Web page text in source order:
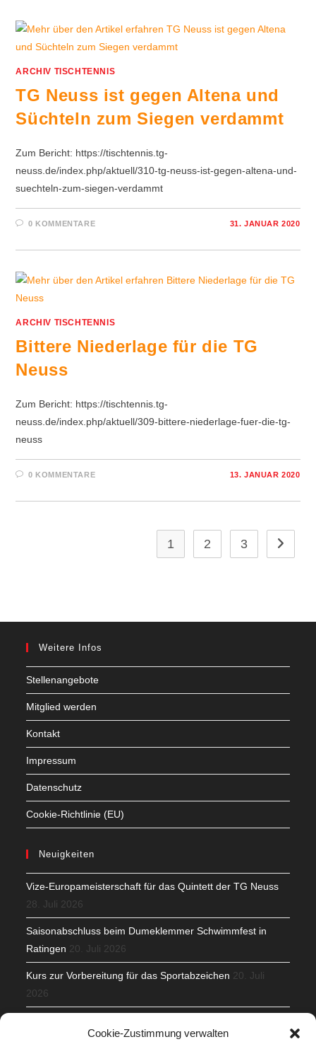
Cookie-Zustimmung verwalten
ARCHIV TISCHTENNIS
TG Neuss ist gegen Altena und
Süchteln zum Siegen verdammt
Zum Bericht: https://tischtennis.tg-
neuss.de/index.php/aktuell/310-tg-neuss-ist-gegen-altena-und-
suechteln-zum-siegen-verdammt
0 KOMMENTARE 31. JANUAR 2020
ARCHIV TISCHTENNIS
Bittere Niederlage für die TG
Neuss
Zum Bericht: https://tischtennis.tg-
neuss.de/index.php/aktuell/309-bittere-niederlage-fuer-die-tg-
neuss
0 KOMMENTARE 13. JANUAR 2020
1 2 3 Zur
Weitere Infos
Stellenangebote
Mitglied werden
Kontakt
Impressum
Datenschutz
Cookie-Richtlinie (EU)
Neuigkeiten
Vize-Europameisterschaft für das Quintett der TG Neuss
28. Juli 2026
Saisonabschluss beim Dumeklemmer Schwimmfest in
Ratingen 20. Juli 2026
Kurs zur Vorbereitung für das Sportabzeichen 20. Juli
2026